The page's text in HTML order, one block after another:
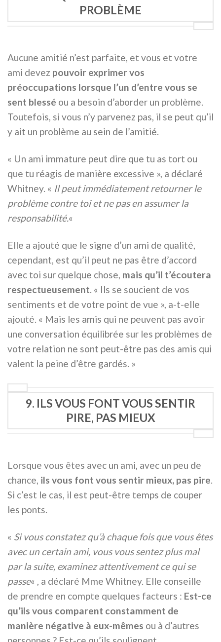
PROBLÈME
Aucune amitié n’est parfaite, et vous et votre
ami devez pouvoir exprimer vos
préoccupations lorsque l’un d’entre vous se
sent blessé ou a besoin d’aborder un problème.
Toutefois, si vous n’y parvenez pas, il se peut qu’il
y ait un problème au sein de l’amitié.
« Un ami immature peut dire que tu as tort ou
que tu réagis de manière excessive », a déclaré
Whitney. « Il peut immédiatement retourner le
problème contre toi et ne pas en assumer la
responsabilité.«
Elle a ajouté que le signe d’un ami de qualité,
cependant, est qu’il peut ne pas être d’accord
avec toi sur quelque chose, mais qu’il t’écoutera
respectueusement. « Ils se soucient de vos
sentiments et de votre point de vue », a-t-elle
ajouté. « Mais les amis qui ne peuvent pas avoir
une conversation équilibrée sur les problèmes de
votre relation ne sont peut-être pas des amis qui
valent la peine d’être gardés. »
9. ILS VOUS FONT VOUS SENTIR
PIRE, PAS MIEUX
Lorsque vous êtes avec un ami, avec un peu de
chance, ils vous font vous sentir mieux, pas pire.
Si c’est le cas, il est peut-être temps de couper
les ponts.
« Si vous constatez qu’à chaque fois que vous êtes
avec un certain ami, vous vous sentez plus mal
par la suite, examinez attentivement ce qui se
passe« , a déclaré Mme Whitney. Elle conseille
de prendre en compte quelques facteurs : Est-ce
qu’ils vous comparent constamment de
manière négative à eux-mêmes ou à d’autres